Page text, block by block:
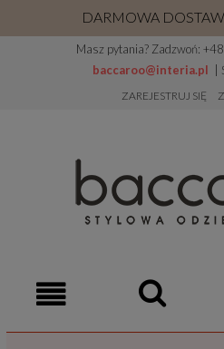
DARMOWA
Masz pytania? Zadzwoń:
baccaroo@interia.pl
|
ZAREJESTRUJ SIĘ